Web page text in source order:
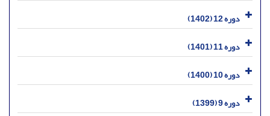
دوره 12 (1402)
دوره 11 (1401)
دوره 10 (1400)
دوره 9 (1399)